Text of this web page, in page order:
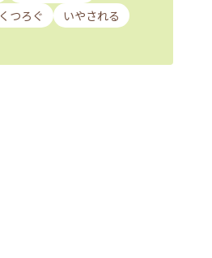
くつろぐ
いやされる